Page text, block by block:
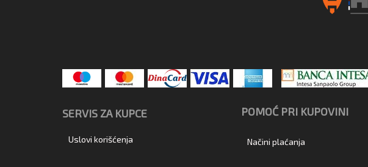
SERVIS ZA KUPCE
Uslovi korišćenja
POMOĆ PRI KUPOVINI
Načini plaćanja